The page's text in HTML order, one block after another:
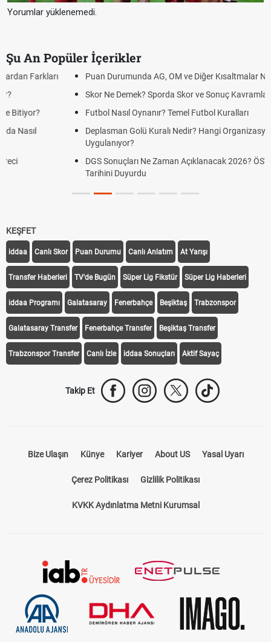
Yorumlar yüklenemedi.
Şu An Popüler İçerikler
Puan Durumunda AG, OM ve Diğer Kısaltmalar Ne Anlama Gelir?
Skor Ne Demek? Sporda Skor ve Sonuç Kavramları
Futbol Nasıl Oynanır? Temel Futbol Kuralları
Deplasman Golü Kuralı Nedir? Hangi Organizasyonlarda
DGS Sonuçları Ne Zaman Açıklanacak 2026? ÖSYM Sonuç
Tarihini Duyurdu
KEŞFET
iddaa Canlı Skor Puan Durumu Canlı Anlatım At Yarışı
Transfer Haberleri TV'de Bugün Süper Lig Fikstür Süper Lig Haberleri
iddaa Programı Galatasaray Fenerbahçe Beşiktaş Trabzonspor
Galatasaray Transfer Fenerbahçe Transfer Beşiktaş Transfer
Trabzonspor Transfer Canlı İzle iddaa Sonuçları Aktif Sayaç
Takip Et
Bize Ulaşın Künye Kariyer About US Yasal Uyarı
Çerez Politikası Gizlilik Politikası
KVKK Aydınlatma Metni Kurumsal